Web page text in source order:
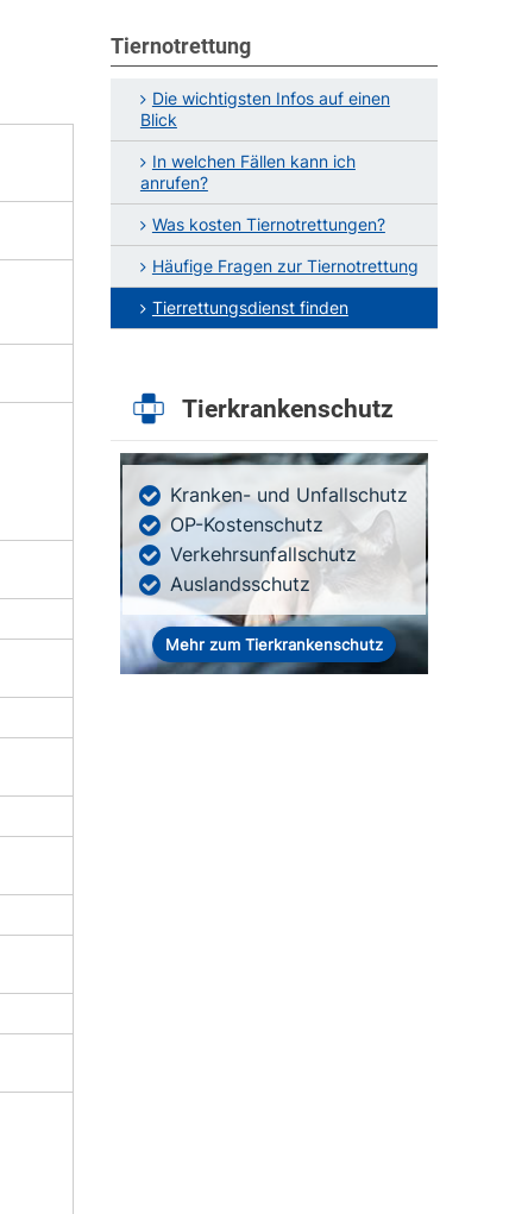
Tiernotrettung
Die wichtigsten Infos auf einen
Blick
In welchen Fällen kann ich
anrufen?
Was kosten Tiernotrettungen?
Häufige Fragen zur Tiernotrettung
Tierrettungsdienst finden
Tierkrankenschutz
Kranken- und Unfallschutz
OP-Kostenschutz
Verkehrsunfallschutz
Auslandsschutz
Mehr zum Tierkrankenschutz